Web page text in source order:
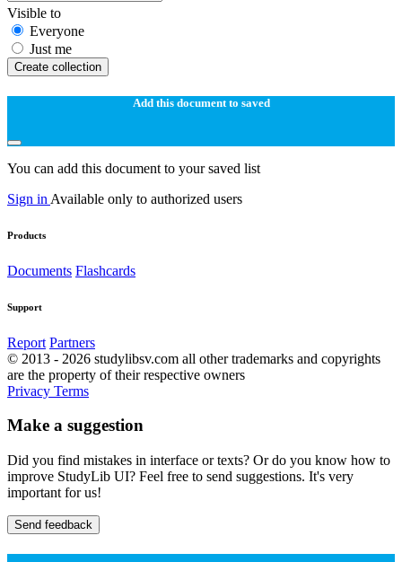
Visible to
Everyone
Just me
Create collection
Add this document to saved
You can add this document to your saved list
Sign in Available only to authorized users
Products
Documents Flashcards
Support
Report Partners
© 2013 - 2026 studylibsv.com all other trademarks and copyrights
are the property of their respective owners
Privacy Terms
Make a suggestion
Did you find mistakes in interface or texts? Or do you know how to
improve StudyLib UI? Feel free to send suggestions. It's very
important for us!
Send feedback